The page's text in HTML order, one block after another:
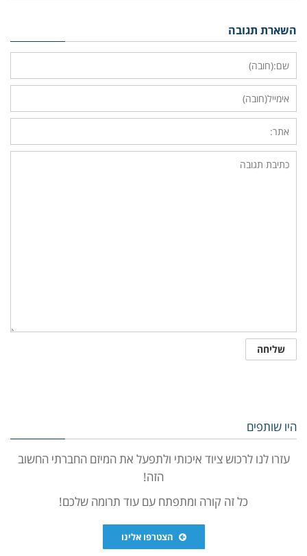
השארת תגובה
היו שותפים
עזרו לנו לרכוש ציוד איכותי ולתפעל את המיזם החברתי החשוב
הזה!
כל זה קורה ומתפתח עם עוד תרומה שלכם!
הצטרפו אלינו